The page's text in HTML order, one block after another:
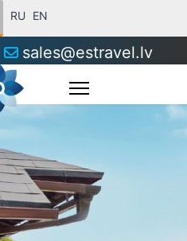
RU EN
sales@estravel.lv